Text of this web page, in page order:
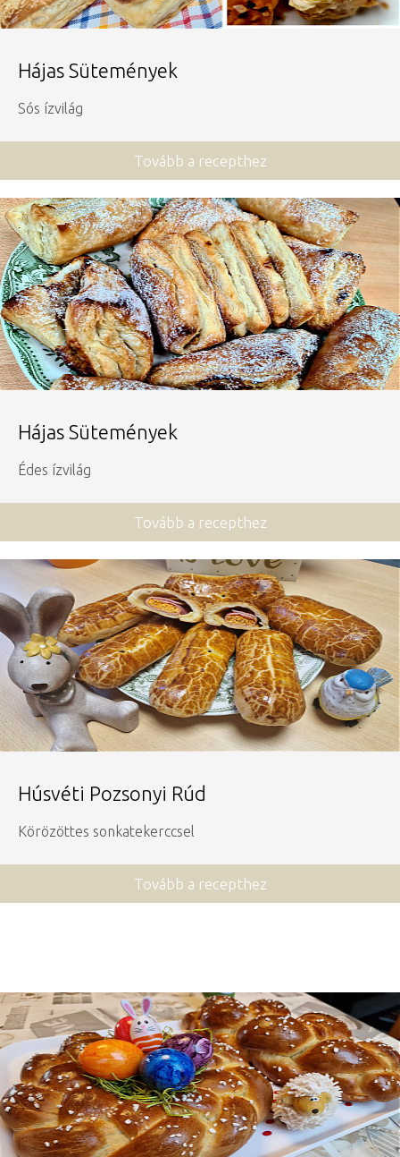
Hájas Sütemények
Sós ízvilág
Tovább a recepthez
Hájas Sütemények
Édes ízvilág
Tovább a recepthez
Húsvéti Pozsonyi Rúd
Körözöttes sonkatekerccsel
Tovább a recepthez